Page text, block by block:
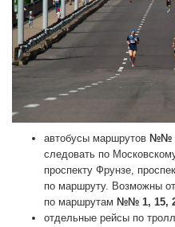
автобусы маршрутов №№
следовать по
проспекту Фрунзе,
по маршруту. Возможны
по маршрутам №№ 1, 15,
отдельные рейсы по